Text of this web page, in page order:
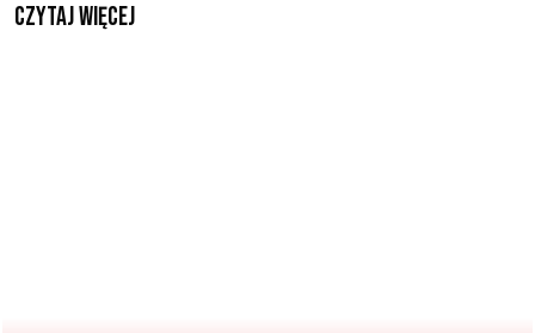
czytaj więcej